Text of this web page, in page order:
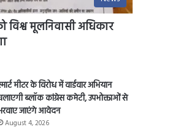
विश्व मूलनिवासी अधिकार
मीटर के विरोध में वार्डवार अभियान
ब्लॉक कांग्रेस कमेटी, उपभोक्ताओं से
जाएंगे आवेदन
August 4, 2026